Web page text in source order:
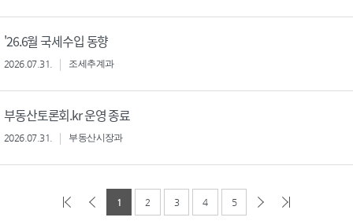
'26.6월 국세수입 동향
2026.07.31. 조세추계과
부동산토론회.kr 운영 종료
2026.07.31. 부동산시장과
1 2 3 4 5